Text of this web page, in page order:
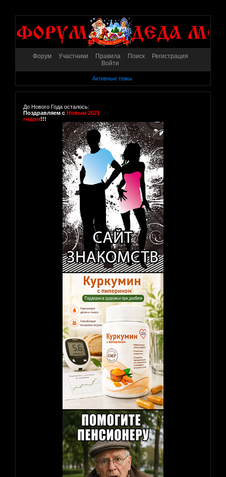
Форум Участники Правила Поиск
Регистрация
Войти
Активные темы
До Нового Года осталось:
Поздравляем с Новым 2021
годом!!!